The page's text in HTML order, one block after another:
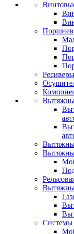
Ресиверы
Системы